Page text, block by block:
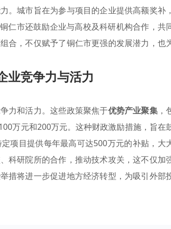
。城市旨在为参与项目的企业提供高额奖补，
仁市还鼓励企业与高校及科研机构合作，共
合，不仅赋予了铜仁市更强的发展潜力，也
业竞争力与活力
力和活力。这些政策聚焦于优势产业聚集，
万元和200万元。这种财政激励措施，旨在
项目提供每年最高可达500万元的补贴，大
科研院所的合作，推动技术攻关，这不仅加
措将进一步促进地方经济转型，为吸引外部